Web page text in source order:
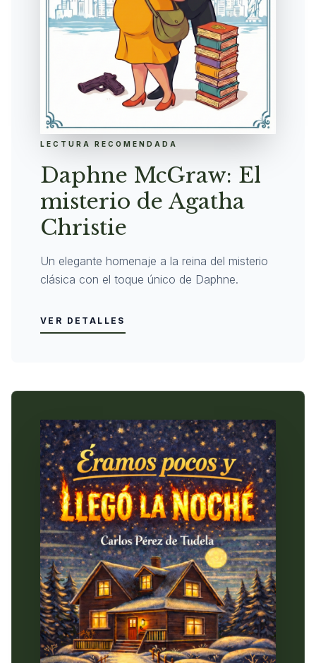
LECTURA RECOMENDADA
Daphne McGraw: El
misterio de Agatha
Christie
Un elegante homenaje a la reina del misterio
clásica con el toque único de Daphne.
VER DETALLES